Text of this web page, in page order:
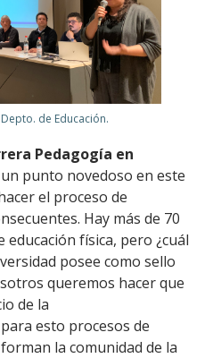
de Educación.
Pedagogía en
punto novedoso en este
el proceso de
Hay más de 70
física, pero ¿cuál
posee como sello
queremos hacer que
de la
esto procesos de
la comunidad de la